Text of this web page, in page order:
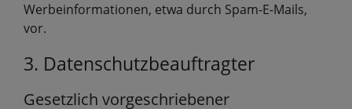
Werbeinformationen, etwa durch Spam-E-Mails,
vor.
3. Datenschutzbeauftragter
Gesetzlich vorgeschriebener